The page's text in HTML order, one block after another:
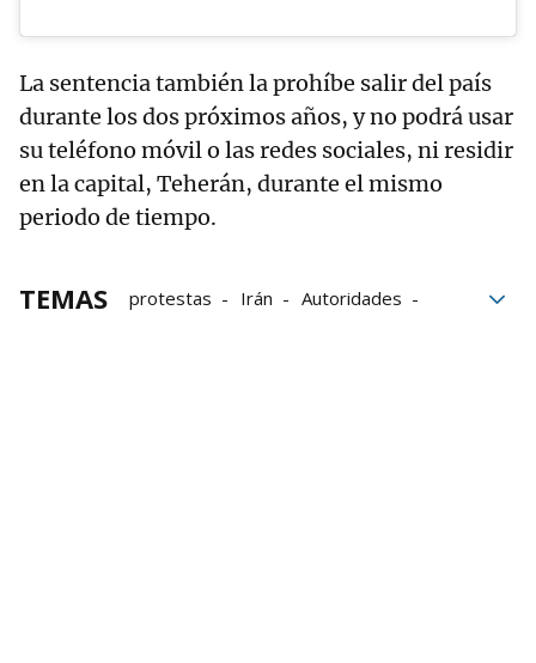
La sentencia también la prohíbe salir del país
durante los dos próximos años, y no podrá usar
su teléfono móvil o las redes sociales, ni residir
en la capital, Teherán, durante el mismo
periodo de tiempo.
TEMAS protestas Irán
Autoridades